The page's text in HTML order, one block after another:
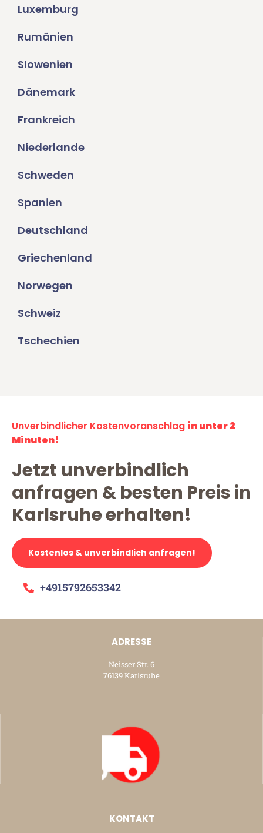
Luxemburg
Rumänien
Slowenien
Dänemark
Frankreich
Niederlande
Schweden
Spanien
Deutschland
Griechenland
Norwegen
Schweiz
Tschechien
Unverbindlicher Kostenvoranschlag in unter 2
Minuten!
Jetzt unverbindlich
anfragen & besten Preis in
Karlsruhe erhalten!
Kostenlos & unverbindlich anfragen!
+4915792653342
ADRESSE
Neisser Str. 6
76139 Karlsruhe
KONTAKT